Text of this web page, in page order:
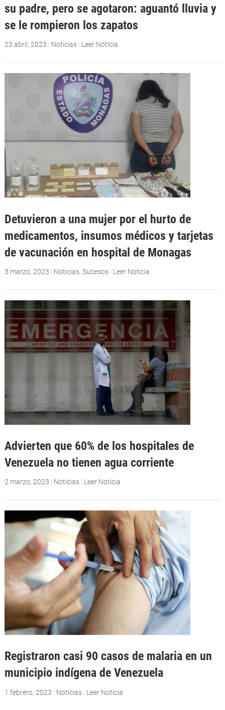
su padre, pero se agotaron: aguantó lluvia y
se le rompieron los zapatos
23 abril, 2023 | Noticias | Leer Noticia
Detuvieron a una mujer por el hurto de
medicamentos, insumos médicos y tarjetas
de vacunación en hospital de Monagas
3 marzo, 2023 | Noticias, Sucesos | Leer Noticia
Advierten que 60% de los hospitales de
Venezuela no tienen agua corriente
2 marzo, 2023 | Noticias | Leer Noticia
Registraron casi 90 casos de malaria en un
municipio indígena de Venezuela
1 febrero, 2023 | Noticias | Leer Noticia